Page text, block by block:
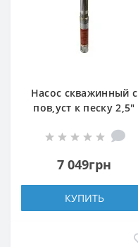
Насос скважинный с
пов,уст к песку 2,5″
0,25 кВт 48м +
7 049грн
КУПИТЬ